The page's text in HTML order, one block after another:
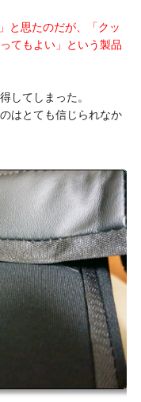
と思たのだが、「クッ
てもよい」という製品
してしまった。
はとても信じられなか